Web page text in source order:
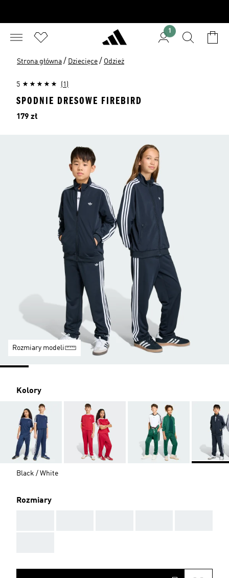
1
Strona główna / Dziecięce / Odzież
5 (1)
SPODNIE DRESOWE FIREBIRD
Cena
179 zł
Rozmiary modeli
Kolory
Black / White
Rozmiary